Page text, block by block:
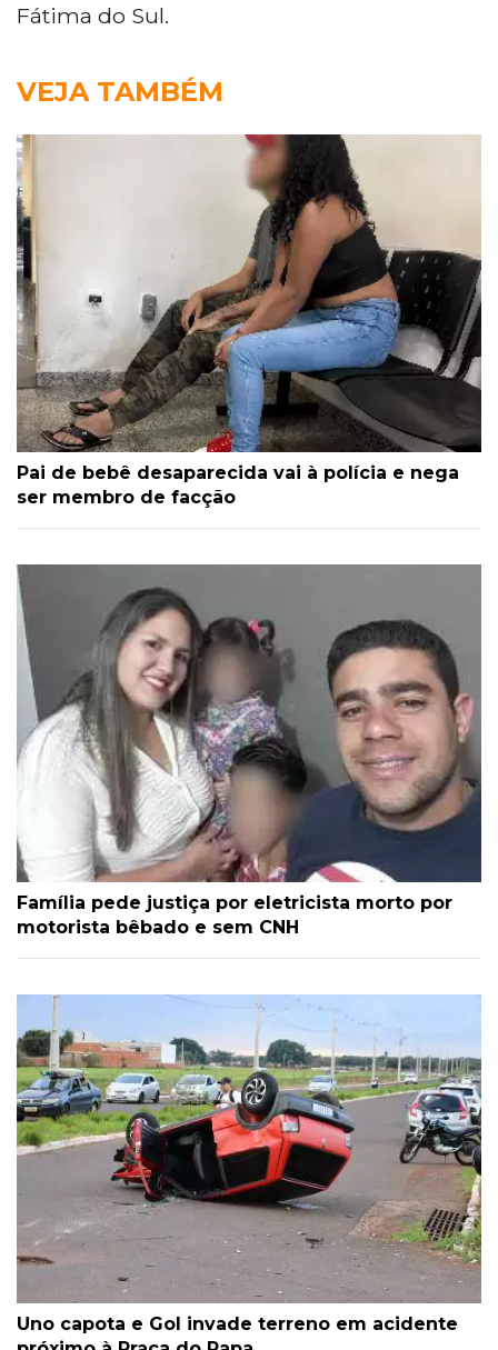
Fátima do Sul.
VEJA TAMBÉM
Pai de bebê desaparecida vai à polícia e nega
ser membro de facção
Família pede justiça por eletricista morto por
motorista bêbado e sem CNH
Uno capota e Gol invade terreno em acidente